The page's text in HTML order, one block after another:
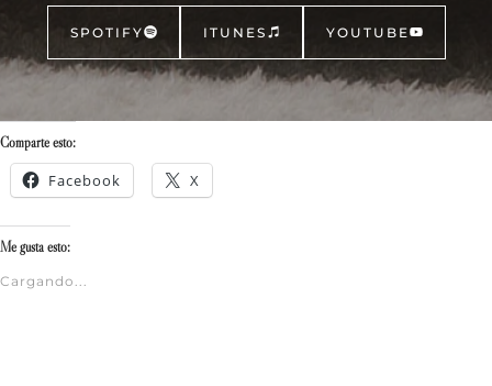
SPOTIFY ITUNES YOUTUBE
Comparte esto:
Facebook X
Me gusta esto:
Cargando...